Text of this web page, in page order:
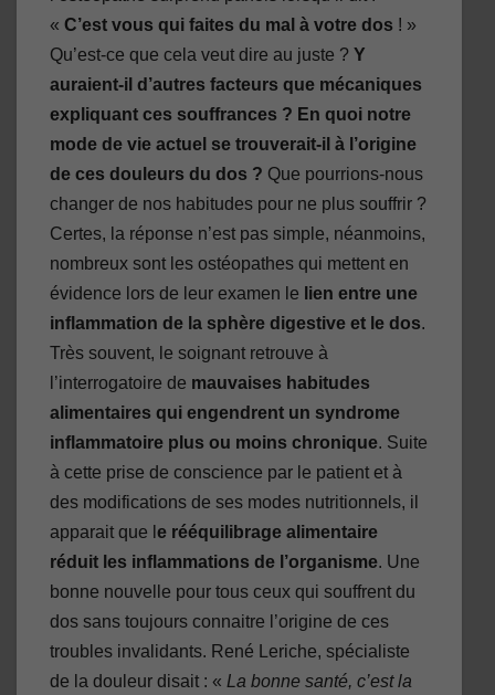
« C’est vous qui faites du mal à votre dos ! »
Qu’est-ce que cela veut dire au juste ? Y
auraient-il d’autres facteurs que mécaniques
expliquant ces souffrances ? En quoi notre
mode de vie actuel se trouverait-il à l’origine
de ces douleurs du dos ? Que pourrions-nous
changer de nos habitudes pour ne plus souffrir ?
Certes, la réponse n’est pas simple, néanmoins,
nombreux sont les ostéopathes qui mettent en
évidence lors de leur examen le lien entre une
inflammation de la sphère digestive et le dos.
Très souvent, le soignant retrouve à
l’interrogatoire de mauvaises habitudes
alimentaires qui engendrent un syndrome
inflammatoire plus ou moins chronique. Suite
à cette prise de conscience par le patient et à
des modifications de ses modes nutritionnels, il
apparait que l e rééquilibrage alimentaire
réduit les inflammations de l’organisme. Une
bonne nouvelle pour tous ceux qui souffrent du
dos sans toujours connaitre l’origine de ces
troubles invalidants. René Leriche, spécialiste
de la douleur disait : « La bonne santé, c’est la